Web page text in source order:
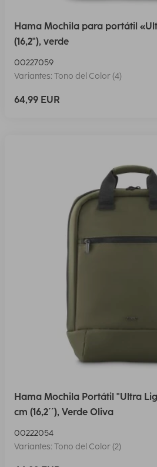
Hama Mochila para portátil
(16,2"), verde
00227059
Variantes: Tono del Color (4)
64,99 EUR
Hama Mochila Portátil "Ultra
cm (16,2´´), Verde Oliva
00222054
Variantes: Tono del Color (2)